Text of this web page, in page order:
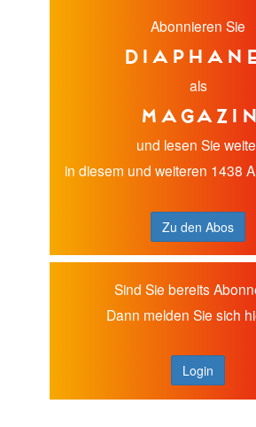
Abonnieren Sie
als
Magazin
und lesen Sie
in diesem und weiteren 1438
Zu den Abos
Sind Sie bereits
Dann melden Sie sich
Login